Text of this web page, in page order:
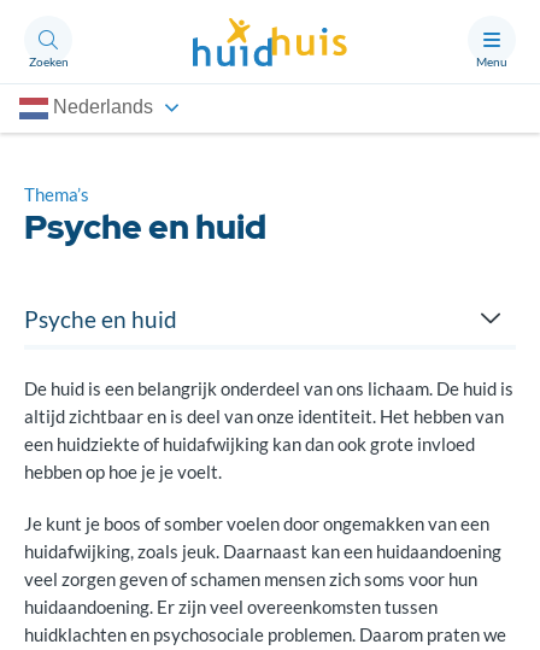
Zoeken Menu
Nederlands
Thema’s
Artikelen
Ongerust?
Over Huidhuis
Contact
Doneren
Psyche en huid
Gevolgen huidaandoening
Psycholoog: iets voor jou
Literatuur voor de arts
Thema’s
Psyche en huid
De huid is een belangrijk onderdeel van ons lichaam. De huid is
altijd zichtbaar en is deel van onze identiteit. Het hebben van
een huidziekte of huidafwijking kan dan ook grote invloed
hebben op hoe je je voelt.
Je kunt je boos of somber voelen door ongemakken van een
huidafwijking, zoals jeuk. Daarnaast kan een huidaandoening
veel zorgen geven of schamen mensen zich soms voor hun
huidaandoening. Er zijn veel overeenkomsten tussen
huidklachten en psychosociale problemen. Daarom praten we